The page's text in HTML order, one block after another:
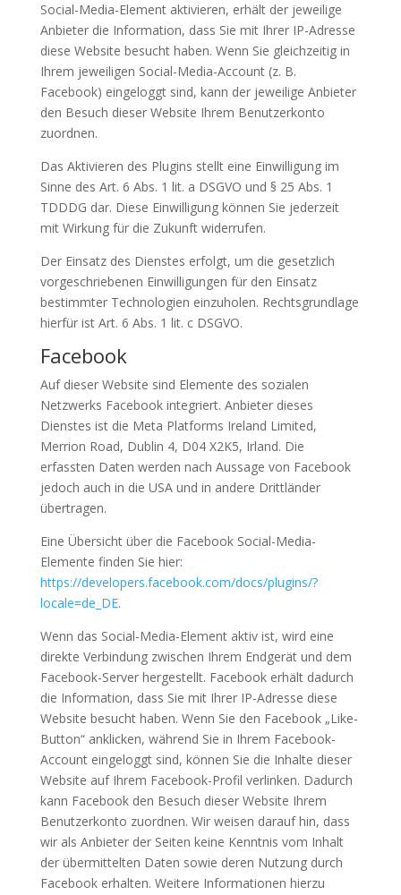
Social-Media-Element aktivieren, erhält der jeweilige
Anbieter die Information, dass Sie mit Ihrer IP-Adresse
diese Website besucht haben. Wenn Sie gleichzeitig in
Ihrem jeweiligen Social-Media-Account (z. B.
Facebook) eingeloggt sind, kann der jeweilige Anbieter
den Besuch dieser Website Ihrem Benutzerkonto
zuordnen.
Das Aktivieren des Plugins stellt eine Einwilligung im
Sinne des Art. 6 Abs. 1 lit. a DSGVO und § 25 Abs. 1
TDDDG dar. Diese Einwilligung können Sie jederzeit
mit Wirkung für die Zukunft widerrufen.
Der Einsatz des Dienstes erfolgt, um die gesetzlich
vorgeschriebenen Einwilligungen für den Einsatz
bestimmter Technologien einzuholen. Rechtsgrundlage
hierfür ist Art. 6 Abs. 1 lit. c DSGVO.
Facebook
Auf dieser Website sind Elemente des sozialen
Netzwerks Facebook integriert. Anbieter dieses
Dienstes ist die Meta Platforms Ireland Limited,
Merrion Road, Dublin 4, D04 X2K5, Irland. Die
erfassten Daten werden nach Aussage von Facebook
jedoch auch in die USA und in andere Drittländer
übertragen.
Eine Übersicht über die Facebook Social-Media-
Elemente finden Sie hier:
https://developers.facebook.com/docs/plugins/?
locale=de_DE.
Wenn das Social-Media-Element aktiv ist, wird eine
direkte Verbindung zwischen Ihrem Endgerät und dem
Facebook-Server hergestellt. Facebook erhält dadurch
die Information, dass Sie mit Ihrer IP-Adresse diese
Website besucht haben. Wenn Sie den Facebook „Like-
Button“ anklicken, während Sie in Ihrem Facebook-
Account eingeloggt sind, können Sie die Inhalte dieser
Website auf Ihrem Facebook-Profil verlinken. Dadurch
kann Facebook den Besuch dieser Website Ihrem
Benutzerkonto zuordnen. Wir weisen darauf hin, dass
wir als Anbieter der Seiten keine Kenntnis vom Inhalt
der übermittelten Daten sowie deren Nutzung durch
Facebook erhalten. Weitere Informationen hierzu